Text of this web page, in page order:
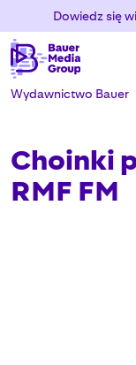
Dowiedz się
Wydawnictwo Bauer
Choinki
RMF FM